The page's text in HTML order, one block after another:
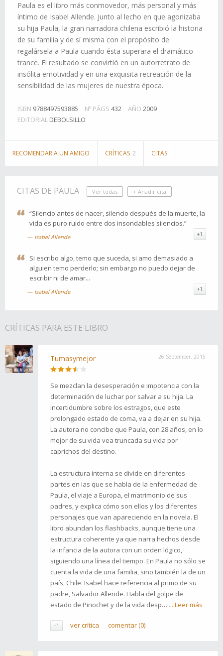
Paula es el libro más conmovedor, más personal y más
íntimo de Isabel Allende. Junto al lecho en que agonizaba
su hija Paula, la gran narradora chilena escribió la historia
de su familia y de sí misma con el propósito de
regalársela a Paula cuando ésta superara el dramático
trance. El resultado se convirtió en un autorretrato de
insólita emotividad y en una exquisita recreación de la
sensibilidad de las mujeres de nuestra época.
ISBN 9788497593885 Nº PÁGS 432 AÑO 2009
EDITORIAL DEBOLSILLO
RECOMENDAR A UN AMIGO CRÍTICAS 2 CITAS
CITAS DE PAULA Ver todas + Añadir cita
“Silencio antes de nacer, silencio después de la muerte, la
vida es puro ruido entre dos insondables silencios.”
Isabel Allende +1
Si escribo algo, temo que suceda, si amo demasiado a
alguien temo perderlo; sin embargo no puedo dejar de
escribir ni de amar...
Isabel Allende +1
CRÍTICAS PARA ESTE LIBRO
Tumasymejor 26 September, 2015
Se mezclan la desesperación e impotencia con la
determinación de luchar por salvar a su hija. La
incertidumbre sobre los estragos, que este
prolongado estado de coma, va a dejar en su hija.
La autora no concibe que Paula, con 28 años, en lo
mejor de su vida vea truncada su vida por
caprichos del destino.
La estructura interna se divide en diferentes
partes en las que se habla de la enfermedad de
Paula, el viaje a Europa, el matrimonio de sus
padres, y explica cómo son ellos y los diferentes
personajes que van apareciendo en la novela. El
libro abundan los flashbacks, aunque tiene una
estructura coherente ya que narra hechos desde
la infancia de la autora con un orden lógico,
siguiendo una línea del tiempo. En Paula no sólo se
cuenta la vida de una familia, sino también la de un
país, Chile. Isabel hace referencia al primo de su
padre, Salvador Allende. Habla del golpe de
estado de Pinochet y de la vida desp… ... Leer más
+1 ver crítica comentar (0)